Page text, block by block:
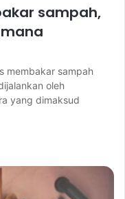
sampah,
membakar sampah
oleh
yang dimaksud